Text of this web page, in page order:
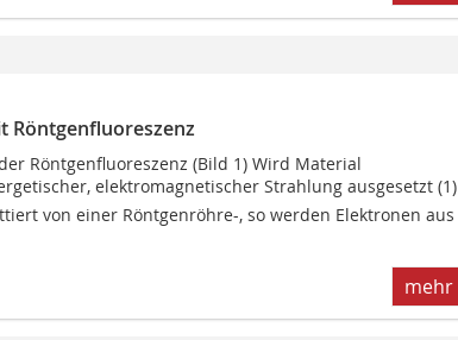
Röntgenfluoreszenz
Röntgenfluoreszenz (Bild 1) Wird Material
elektromagnetischer Strahlung ausgesetzt (1) 
von einer Röntgenröhre-, so werden Elektronen aus
mehr